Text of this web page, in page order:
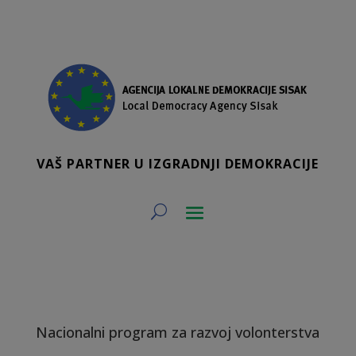
VAŠ PARTNER U IZGRADNJI DEMOKRACIJE
Nacionalni program za razvoj volonterstva